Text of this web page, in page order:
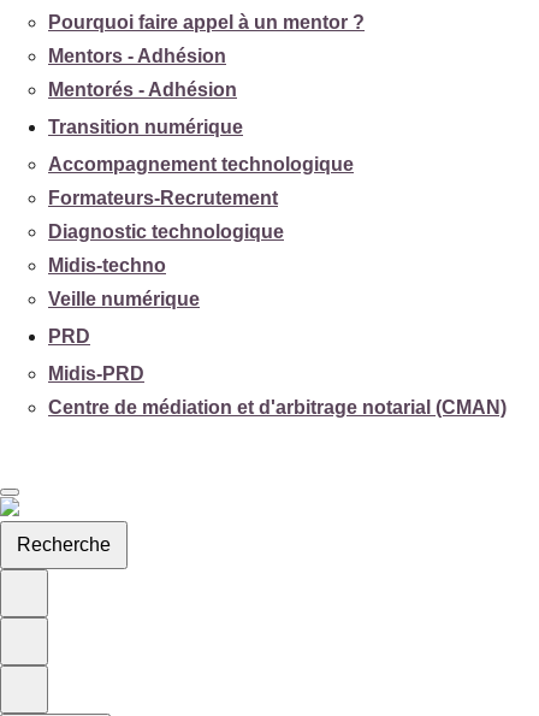
Pourquoi faire appel à un mentor ?
Mentors - Adhésion
Mentorés - Adhésion
Transition numérique
Accompagnement technologique
Formateurs-Recrutement
Diagnostic technologique
Midis-techno
Veille numérique
PRD
Midis-PRD
Centre de médiation et d'arbitrage notarial (CMAN)
Recherche